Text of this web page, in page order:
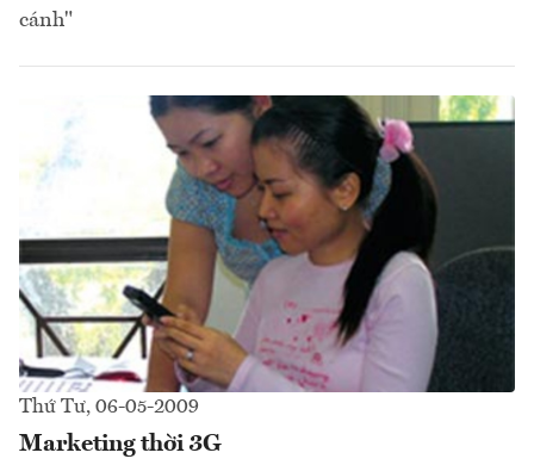
cánh"
Thứ Tư, 06-05-2009
Marketing thời 3G